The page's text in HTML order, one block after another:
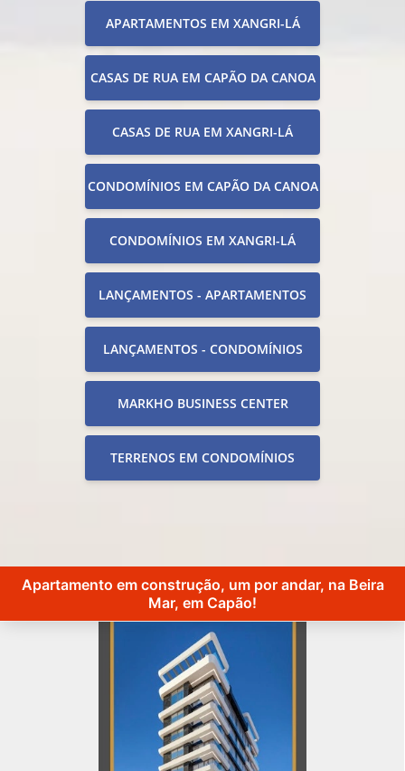
APARTAMENTOS EM XANGRI-LÁ
CASAS DE RUA EM CAPÃO DA CANOA
CASAS DE RUA EM XANGRI-LÁ
CONDOMÍNIOS EM CAPÃO DA CANOA
CONDOMÍNIOS EM XANGRI-LÁ
LANÇAMENTOS - APARTAMENTOS
LANÇAMENTOS - CONDOMÍNIOS
MARKHO BUSINESS CENTER
TERRENOS EM CONDOMÍNIOS
Apartamento em construção, um por andar, na Beira
Mar, em Capão!